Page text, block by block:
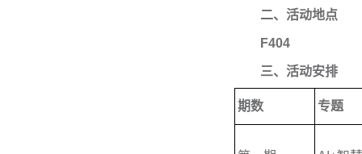
二、活动地点
F404
三、活动安排
期数 专题